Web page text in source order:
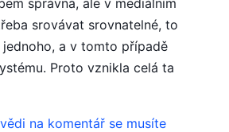
srovávat srovnatelné, to
jednoho, a v tomto případě
Proto vznikla celá ta
na komentář se musíte